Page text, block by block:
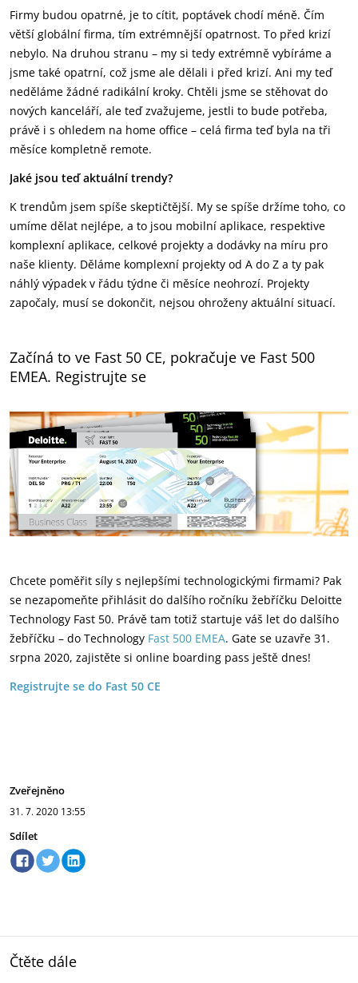
Firmy budou opatrné, je to cítit, poptávek chodí méně. Čím
větší globální firma, tím extrémnější opatrnost. To před krizí
nebylo. Na druhou stranu – my si tedy extrémně vybíráme a
jsme také opatrní, což jsme ale dělali i před krizí. Ani my teď
neděláme žádné radikální kroky. Chtěli jsme se stěhovat do
nových kanceláří, ale teď zvažujeme, jestli to bude potřeba,
právě i s ohledem na home office – celá firma teď byla na tři
měsíce kompletně remote.
Jaké jsou teď aktuální trendy?
K trendům jsem spíše skeptičtější. My se spíše držíme toho, co
umíme dělat nejlépe, a to jsou mobilní aplikace, respektive
komplexní aplikace, celkové projekty a dodávky na míru pro
naše klienty. Děláme komplexní projekty od A do Z a ty pak
náhlý výpadek v řádu týdne či měsíce neohrozí. Projekty
započaly, musí se dokončit, nejsou ohroženy aktuální situací.
Začíná to ve Fast 50 CE, pokračuje ve Fast 500
EMEA. Registrujte se
Chcete poměřit síly s nejlepšími technologickými firmami? Pak
se nezapomeňte přihlásit do dalšího ročníku žebříčku Deloitte
Technology Fast 50. Právě tam totiž startuje váš let do dalšího
žebříčku – do Technology Fast 500 EMEA. Gate se uzavře 31.
srpna 2020, zajistěte si online boarding pass ještě dnes!
Registrujte se do Fast 50 CE
Zveřejněno
31. 7. 2020 13:55
Sdílet
Čtěte dále